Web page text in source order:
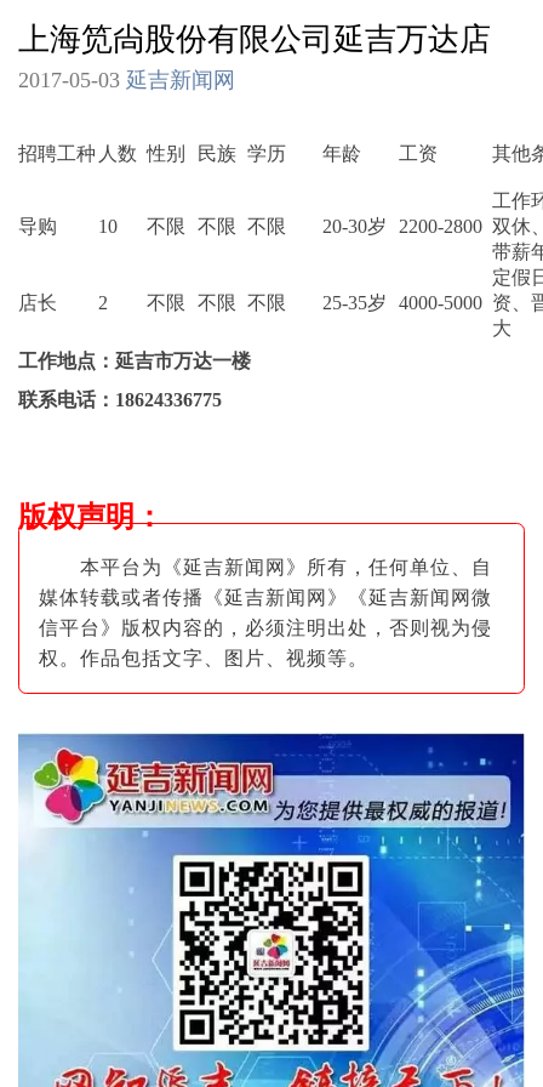
上海笕尙股份有限公司延吉万达店
2017-05-03 延吉新闻网
招聘工种 人数 性别 民族 学历 年龄 工资 其他
导购 10 不限 不限 不限 20-30岁 2200-2800
工作
双休
带薪
定假
资、
大
店长 2 不限 不限 不限 25-35岁 4000-5000
工作地点：延吉市万达一楼
联系电话： 18624336775
版权声明：
本平台为《延吉新闻网》所有，任何单位、自
媒体转载或者传播《延吉新闻网》《延吉新闻网微
信平台》版权内容的，必须注明出处，否则视为侵
权。作品包括文字、图片 、视频等。